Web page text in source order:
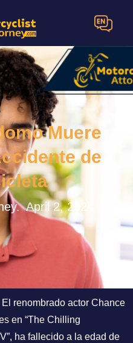
EN
Muere
de
April 2, 2024
El renombrado actor Chance
en “The Chilling
ha fallecido a la edad de